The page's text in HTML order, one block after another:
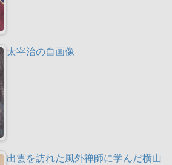
太宰治の自画像
出雲を訪れた風外禅師に学んだ横山